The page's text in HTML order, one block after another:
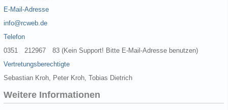
E-Mail-Adresse
info@rcweb.de
Telefon
0351 212967 83 (Kein Support! Bitte E-Mail-Adresse benutzen)
Vertretungsberechtigte
Sebastian Kroh, Peter Kroh, Tobias Dietrich
Weitere Informationen